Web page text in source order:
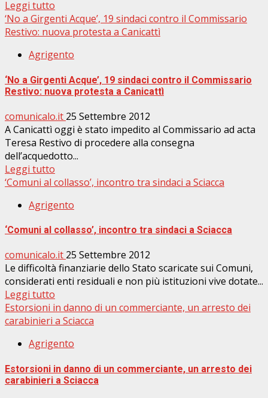
Leggi tutto
‘No a Girgenti Acque’, 19 sindaci contro il Commissario
Restivo: nuova protesta a Canicattì
Agrigento
‘No a Girgenti Acque’, 19 sindaci contro il Commissario
Restivo: nuova protesta a Canicattì
comunicalo.it 25 Settembre 2012
A Canicattì oggi è stato impedito al Commissario ad acta
Teresa Restivo di procedere alla consegna
dell’acquedotto...
Leggi tutto
‘Comuni al collasso’, incontro tra sindaci a Sciacca
Agrigento
‘Comuni al collasso’, incontro tra sindaci a Sciacca
comunicalo.it 25 Settembre 2012
Le difficoltà finanziarie dello Stato scaricate sui Comuni,
considerati enti residuali e non più istituzioni vive dotate...
Leggi tutto
Estorsioni in danno di un commerciante, un arresto dei
carabinieri a Sciacca
Agrigento
Estorsioni in danno di un commerciante, un arresto dei
carabinieri a Sciacca